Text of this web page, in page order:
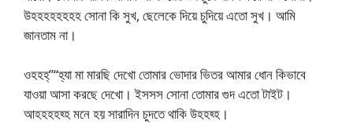
উহহহহহহহহ সোনা কি সুখ, ছেলেকে দিয়ে চুদিয়ে এতো সুখ। আমি
জানতাম না।
ওহহহ্”“হ্যা মা মারছি দেখো তোমার ভোদার ভিতর আমার ধোন কিভাবে
যাওয়া আসা করছে দেখো। ইসসস সোনা তোমার গুদ এতো টাইট।
আহহহহহ্হ মনে হয় সারাদিন চুদতে থাকি উহহহ্হ।